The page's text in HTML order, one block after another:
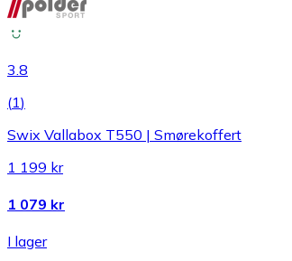
3.8
(1)
Swix Vallabox T550 | Smørekoffert
1 199 kr
1 079 kr
I lager